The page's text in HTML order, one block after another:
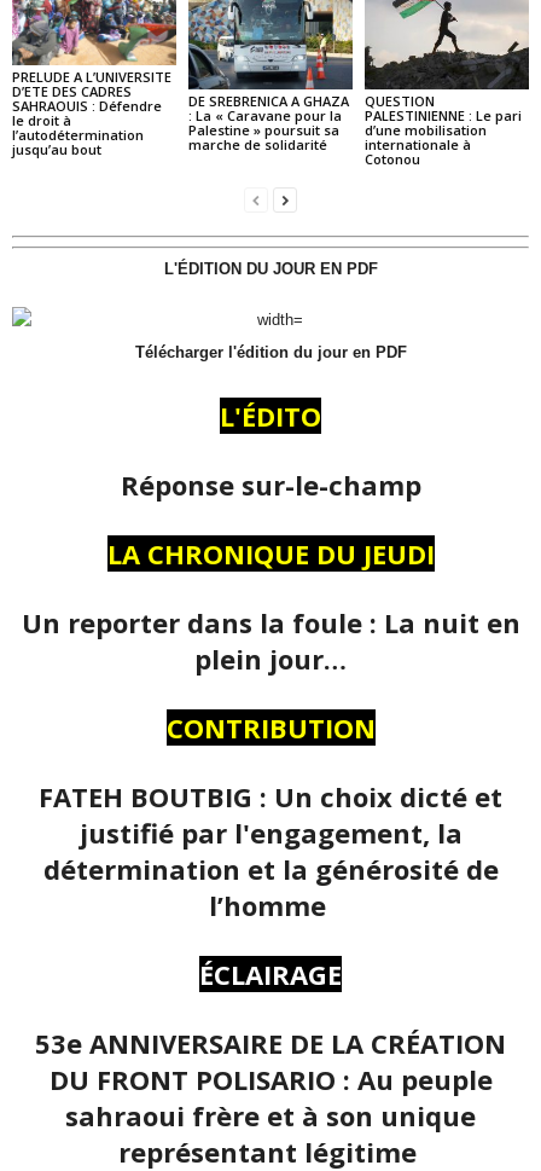
PRELUDE A L’UNIVERSITE
D’ETE DES CADRES
SAHRAOUIS : Défendre
le droit à
l’autodétermination
jusqu’au bout
DE SREBRENICA A GHAZA
: La « Caravane pour la
Palestine » poursuit sa
marche de solidarité
QUESTION
PALESTINIENNE : Le pari
d’une mobilisation
internationale à
Cotonou
L'ÉDITION DU JOUR EN PDF
Télécharger l'édition du jour en PDF
L'ÉDITO
Réponse sur-le-champ
LA CHRONIQUE DU JEUDI
Un reporter dans la foule : La nuit en
plein jour…
CONTRIBUTION
FATEH BOUTBIG : Un choix dicté et
justifié par l'engagement, la
détermination et la générosité de
l’homme
ÉCLAIRAGE
53e ANNIVERSAIRE DE LA CRÉATION
DU FRONT POLISARIO : Au peuple
sahraoui frère et à son unique
représentant légitime